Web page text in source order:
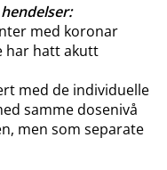
med koronar
har hatt akutt
med de individuelle
samme dosenivå
men som separate